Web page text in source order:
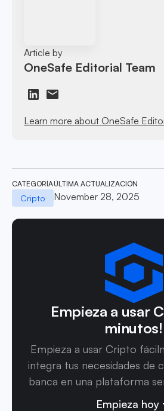
Article by
OneSafe Editorial Team
Learn more about OneSafe
CATEGORÍA
Cripto
ÚLTIMA ACTUALIZACIÓN
November 28, 2025
Empieza a usar
minutos!
Empieza a usar Cripto
integra tus necesidades de
banca en una plataforma
Empieza hoy